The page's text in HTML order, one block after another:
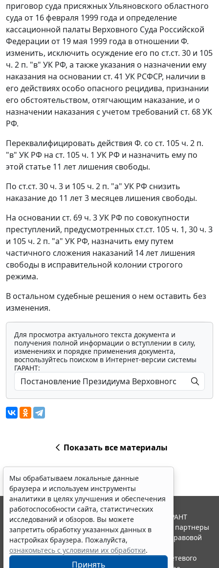
приговор суда присяжных Ульяновского областного
суда от 16 февраля 1999 года и определение
кассационной палаты Верховного Суда Российской
Федерации от 19 мая 1999 года в отношении Ф.
изменить, исключить осуждение его по ст.ст. 30 и 105
ч. 2 п. "в" УК РФ, а также указания о назначении ему
наказания на основании ст. 41 УК РСФСР, наличии в
его действиях особо опасного рецидива, признании
его обстоятельством, отягчающим наказание, и о
назначении наказания с учетом требований ст. 68УК
РФ.
Переквалифицировать действия Ф. со ст. 105 ч. 2 п.
"в" УК РФ на ст. 105 ч. 1 УК РФ и назначить ему по
этой статье 11 лет лишения свободы.
По ст.ст. 30 ч. 3 и 105 ч. 2 п. "а" УК РФ снизить
наказание до 11 лет 3 месяцев лишения свободы.
На основании ст. 69 ч. 3УК РФ по совокупности
преступлений, предусмотренных ст.ст. 105 ч. 1, 30 ч. 3
и 105 ч. 2 п. "а" УК РФ, назначить ему путем
частичного сложения наказаний 14 лет лишения
свободы в исправительной колонии строгого
режима.
В остальном судебные решения о нем оставить без
изменения.
Для просмотра актуального текста документа и
получения полной информации о вступлении в силу,
изменениях и порядке применения документа,
воспользуйтесь поиском в Интернет-версии системы
ГАРАНТ:
Показать все материалы
Мы обрабатываем локальные данные
браузера и используем инструменты
аналитики в целях улучшения и обеспечения
работоспособности сайта, статистических
исследований и обзоров. Вы можете
запретить обработку указанных данных в
настройках браузера. Пожалуйста,
ознакомьтесь с условиями их обработки.
Принять
© ООО "НПП "ГАРАНТ-СЕРВИС", 2026. Система ГАРАНТ
выпускается с 1990 года. Компания "Гарант" и ее партнеры
являются участниками Российской ассоциации правовой
информации ГАРАНТ.
Портал ГАРАНТ.РУ зарегистрирован в качестве сетевого